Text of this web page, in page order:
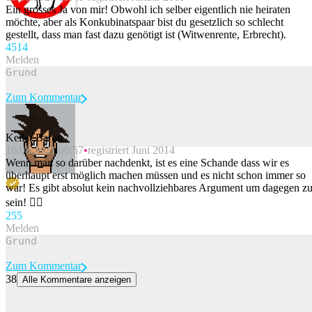
Ein grosses Ja von mir! Obwohl ich selber eigentlich nie heiraten
möchte, aber als Konkubinatspaar bist du gesetzlich so schlecht
gestellt, dass man fast dazu genötigt ist (Witwenrente, Erbrecht).
4514
Melden
Beitrag melden
Zum Kommentar
Keller Baron
16.08.2021 00:57 registriert Juni 2014
Wenn man so darüber nachdenkt, ist es eine Schande dass wir es
überhaupt erst möglich machen müssen und es nicht schon immer so
war! Es gibt absolut kein nachvollziehbares Argument um dagegen zu
sein! 🏳️‍🌈
255
Melden
Zum Kommentar
38 Alle Kommentare anzeigen